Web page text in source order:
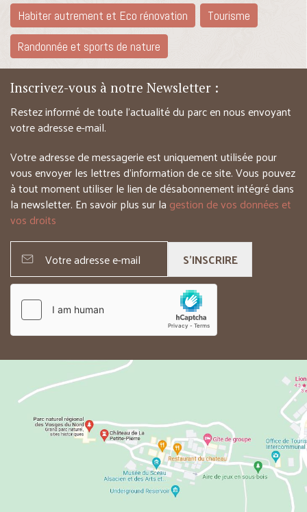
Habiter autrement et Eco rénovation
Tourisme
Randonnée et sports de nature
Inscrivez-vous à notre Newsletter :
Restez informé de toute l’actualité du parc en nous envoyant
votre adresse e-mail.
Votre adresse de messagerie est uniquement utilisée pour
vous envoyer les lettres d’information de ce site. Vous pouvez
à tout moment utiliser le lien de désabonnement intégré dans
la newsletter. En savoir plus sur la gestion de vos données et
vos droits
S'INSCRIRE